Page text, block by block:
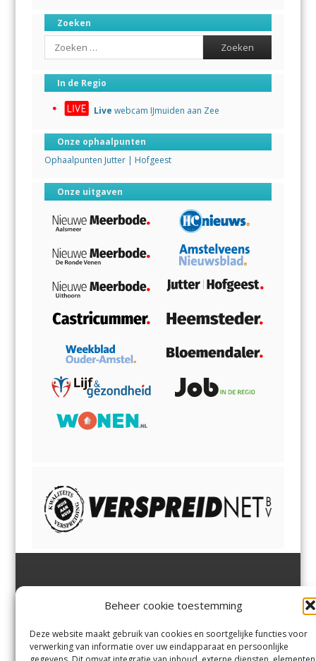
Beheer cookie toestemming
Deze website maakt gebruik van cookies en soortgelijke functies voor
verwerking van informatie over uw eindapparaat en persoonlijke
Zoeken
Search
In de Regio
Live webcam IJmuiden aan Zee
Onze ophaalpunten
Ophaalpunten Jutter | Hofgeest
Onze uitgaven
Margadantstraat 34
0255-533900
info@jutter.nlofinfo@hofgee
st.nl
Velserbroek,Velsen-Zuid,
Zuid,Driehuisen
Spaarnwoude.